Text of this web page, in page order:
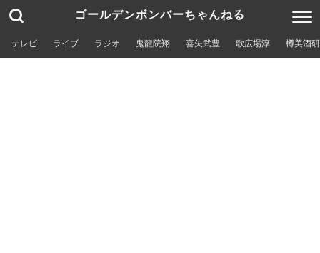
ゴールデンボンバーちゃんねる
テレビ ライブ ラジオ 鬼龍院翔 喜矢武豊 歌広場淳 樽美酒